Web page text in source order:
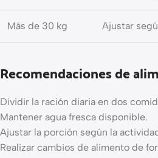
Más de 30 kg Ajustar
Recomendaciones de
Dividir la ración diaria en dos
Mantener agua fresca disponible.
Ajustar la porción según la
Realizar cambios de alimento de